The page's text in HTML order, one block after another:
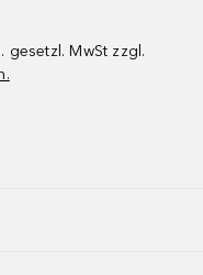
gesetzl. MwSt zzgl.